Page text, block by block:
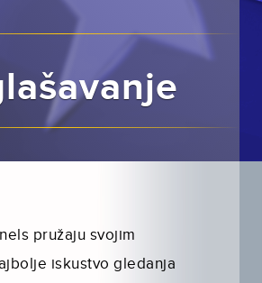
pružaju svojim
iskustvo gledanja